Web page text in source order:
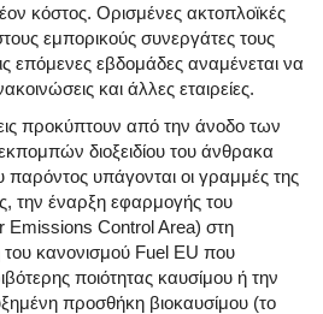
κόστος. Ορισμένες ακτοπλοϊκές
εμπορικούς συνεργάτες τους
επόμενες εβδομάδες αναμένεται να
και άλλες εταιρείες.
προκύπτουν από την άνοδο των
διοξειδίου του άνθρακα
παρόντος υπάγονται οι γραμμές της
την έναρξη εφαρμογής του
Emissions Control Area) στη
κανονισμού Fuel EU που
ποιότητας καυσίμου ή την
προσθήκη βιοκαυσίμου (το